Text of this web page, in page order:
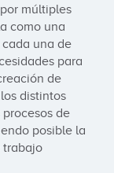
múltiples
como una
una de
para
de
distintos
de
posible la
trabajo